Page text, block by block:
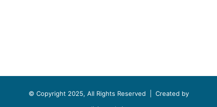
© Copyright 2025, All Rights Reserved | Created by